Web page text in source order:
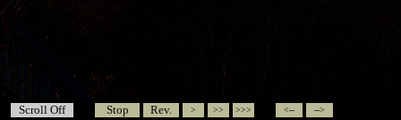
Scroll Off Stop Rev. > >> >>> <-- -->